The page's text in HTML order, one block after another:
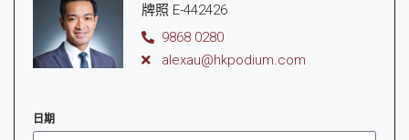
牌照 E-442426
9868 0280
alexau@hkpodium.com
日期